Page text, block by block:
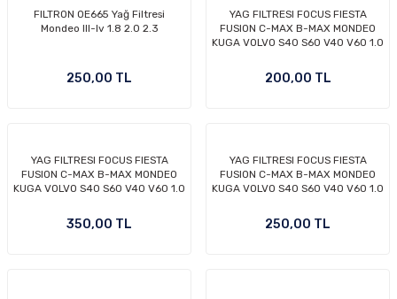
FILTRON OE665 Yağ Filtresi
Mondeo III-Iv 1.8 2.0 2.3
250,00 TL
YAG FILTRESI FOCUS FIESTA
FUSION C-MAX B-MAX MONDEO
KUGA VOLVO S40 S60 V40 V60 1.0
ECOBOOST 95- BENZİNLİ
MODELLER İÇİN KISA TİP FİLTRE
200,00 TL
YAG FILTRESI FOCUS FIESTA
FUSION C-MAX B-MAX MONDEO
KUGA VOLVO S40 S60 V40 V60 1.0
ECOBOOST 95- BENZİNLİ
MODELLER İÇİN KISA TİP FİLTRE
350,00 TL
YAG FILTRESI FOCUS FIESTA
FUSION C-MAX B-MAX MONDEO
KUGA VOLVO S40 S60 V40 V60 1.0
ECOBOOST 95- BENZİNLİ
MODELLER İÇİN KISA TİP FİLTRE
250,00 TL